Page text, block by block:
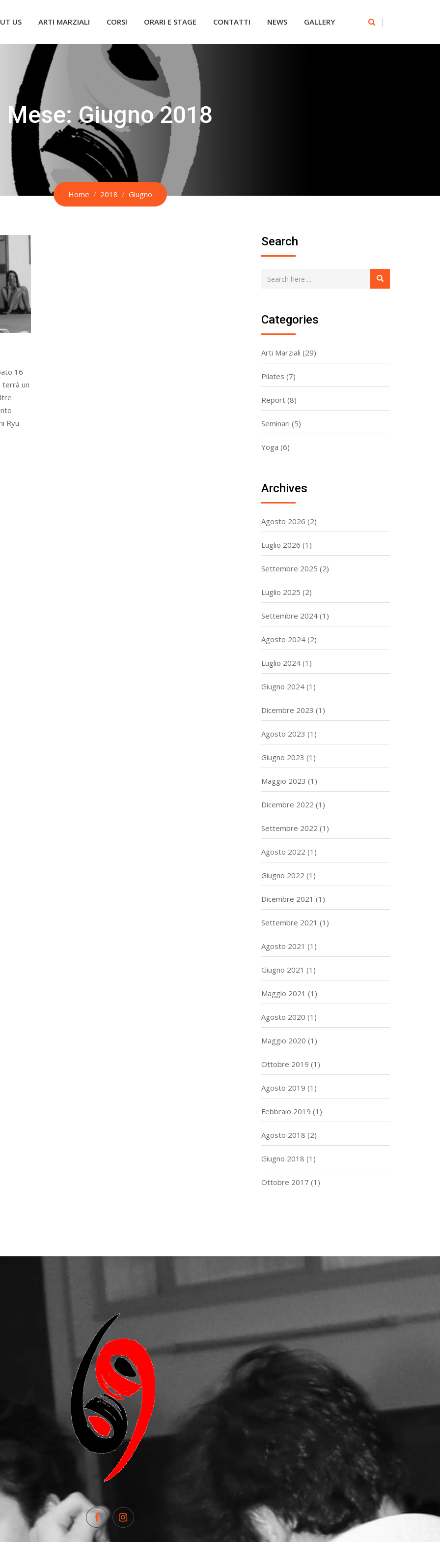
US ARTI MARZIALI CORSI ORARI E STAGE CONTATTI NEWS GALLERY |
Mese:Giugno 2018
Home 2018 Giugno
16
terrà un
Ryu
Search
Categories
Arti Marziali (29)
Pilates (7)
Report(8)
Seminari (5)
Yoga (6)
Archives
Agosto 2026 (2)
Luglio 2026 (1)
Settembre 2025 (2)
Luglio 2025 (2)
Settembre 2024(1)
Agosto 2024(2)
Luglio 2024(1)
Giugno 2024(1)
Dicembre 2023 (1)
Agosto 2023 (1)
Giugno 2023 (1)
Maggio 2023 (1)
Dicembre 2022 (1)
Settembre 2022 (1)
Agosto 2022 (1)
Giugno 2022 (1)
Dicembre 2021 (1)
Settembre 2021 (1)
Agosto 2021 (1)
Giugno 2021 (1)
Maggio 2021 (1)
Agosto 2020 (1)
Maggio 2020 (1)
Ottobre 2019 (1)
Agosto 2019 (1)
Febbraio 2019 (1)
Agosto 2018 (2)
Giugno 2018 (1)
Ottobre 2017 (1)